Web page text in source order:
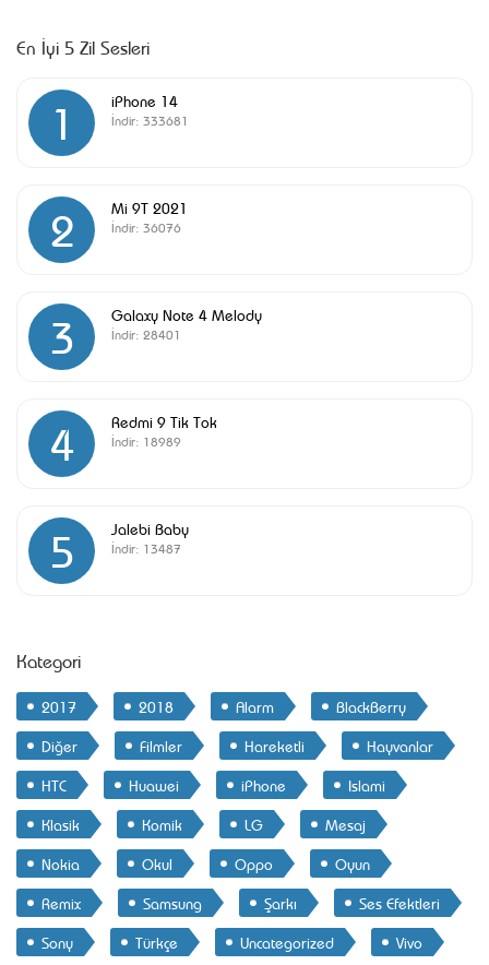
En İyi 5 Zil Sesleri
1 iPhone 14
İndir: 333681
2 Mi 9T 2021
İndir: 36076
3 Galaxy Note 4 Melody
İndir: 28401
4 Redmi 9 Tik Tok
İndir: 18989
5 Jalebi Baby
İndir: 13487
Kategori
2017 2018 Alarm
BlackBerry
Diğer
Filmler Hareketli
Hayvanlar
HTC
Huawei iPhone
Islami
Klasik
Komik LG
Mesaj
Nokia
Okul Oppo
Oyun
Remix
Samsung Şarkı
Ses Efektleri
Sony
Türkçe Uncategorized Vivo